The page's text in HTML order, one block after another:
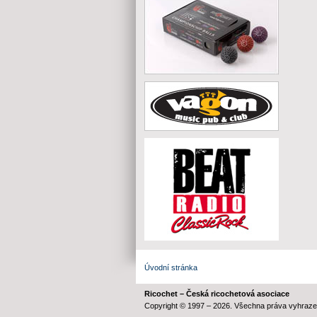
Úvodní stránka
Ricochet – Česká ricochetová asociace
Copyright © 1997 – 2026. Všechna práva